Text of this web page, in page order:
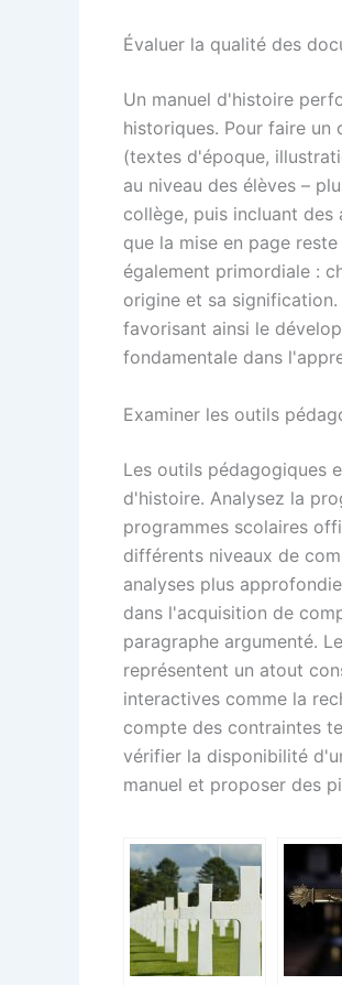
Évaluer la qualité des
Un manuel d'histoire
historiques. Pour faire
(textes d'époque,
au niveau des élèves –
collège, puis incluant
que la mise en page
également primordiale :
origine et sa
favorisant ainsi le
fondamentale dans
Examiner les outils
Les outils pédagogiques
d'histoire. Analysez la
programmes scolaires
différents niveaux de
analyses plus
dans l'acquisition de
paragraphe argumenté.
représentent un atout
interactives comme la
compte des contraintes
vérifier la disponibilité
manuel et proposer des